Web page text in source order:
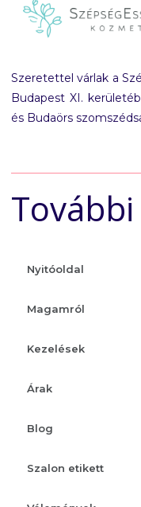
Szeretettel várlak a
Budapest XI.
és Budaörs
Nyitóoldal
Magamról
Kezelések
Árak
Blog
Szalon etikett